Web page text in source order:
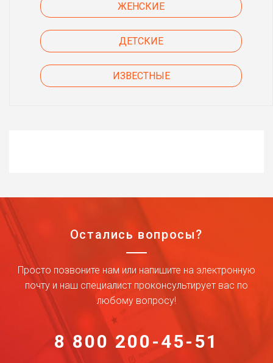
ЖЕНСКИЕ
ДЕТСКИЕ
ИЗВЕСТНЫЕ
Остались вопросы?
Просто позвоните нам или напишите на электронную
почту и наш специалист проконсультирует вас по
любому вопросу!
8 800 200-45-51